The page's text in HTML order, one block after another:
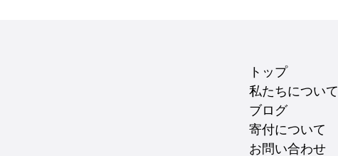
トップ
私たちについて
ブログ
寄付について
お問い合わせ